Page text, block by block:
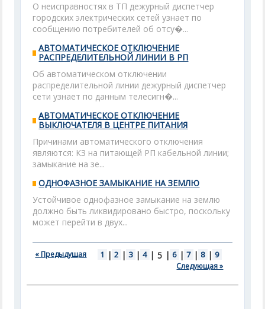
О неисправностях в ТП дежурный диспетчер
городских электрических сетей узнает по
сообщению потребителей об отсу�...
АВТОМАТИЧЕСКОЕ ОТКЛЮЧЕНИЕ
РАСПРЕДЕЛИТЕЛЬНОЙ ЛИНИИ В РП
Об автоматическом отключении
распределительной линии дежурный диспетчер
сети узнает по данным телесигн�...
АВТОМАТИЧЕСКОЕ ОТКЛЮЧЕНИЕ
ВЫКЛЮЧАТЕЛЯ В ЦЕНТРЕ ПИТАНИЯ
Причинами автоматического отключения
являются: КЗ на питающей РП кабельной линии;
замыкание на зе...
ОДНОФАЗНОЕ ЗАМЫКАНИЕ НА ЗЕМЛЮ
Устойчивое однофазное замыкание на землю
должно быть ликвидировано быстро, поскольку
может перейти в двух...
« Предыдущая 1 | 2 | 3 | 4 | 5 | 6 | 7 | 8 | 9
Следующая »